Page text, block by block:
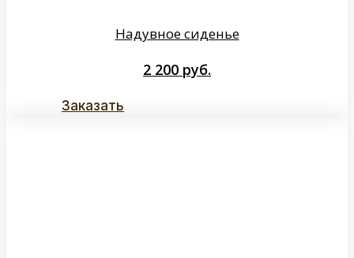
Надувное сиденье
2 200 руб.
Заказать